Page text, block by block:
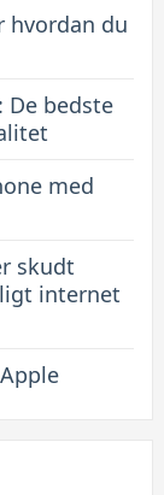
hvordan du
De bedste
med
skudt
internet